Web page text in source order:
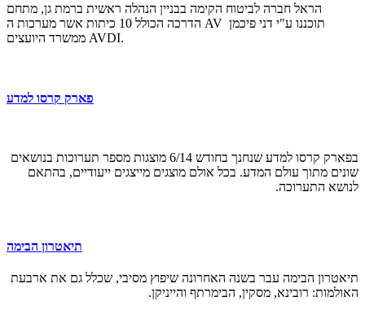
הראל חברה לביטוח הקימה בבניין הנהלה ראשית ברמת גן, מתחם
הדרכה הכולל 10 כיתות אשר מערכות ה AV תוכננו ע"י דני פיכמן
ממשרד היועצים AVDI.
פארק קרסו למדע
בפארק קרסו למדע שנחנך בחודש 6/14 מוצגות מספר תערוכות בנושאים
שונים מתוך עולם המדע. בכל אולם מוצגים מייצגים ייעודיים, בהתאם
לנושא התערוכה.
תיאטרון הבימה
תיאטרון הבימה עבר בשנה האחרונה שיפוץ מסיבי, שכלל גם את ארבעת
האולמות: רובינא, מסקין, הבימרתף והייניקן.